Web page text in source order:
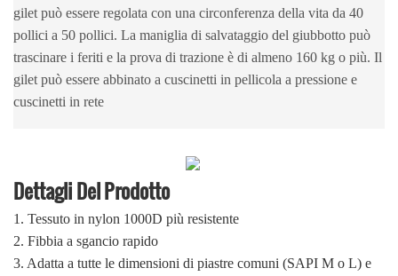
gilet può essere regolata con una circonferenza della vita da 40
pollici a 50 pollici. La maniglia di salvataggio del giubbotto può
trascinare i feriti e la prova di trazione è di almeno 160 kg o più. Il
gilet può essere abbinato a cuscinetti in pellicola a pressione e
cuscinetti in rete
Dettagli Del Prodotto
1. Tessuto in nylon 1000D più resistente
2. Fibbia a sgancio rapido
3. Adatta a tutte le dimensioni di piastre comuni (SAPI M o L) e